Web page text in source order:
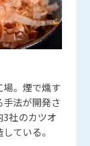
。煙で燻す
法が開発さ
社のカツオ
ている。